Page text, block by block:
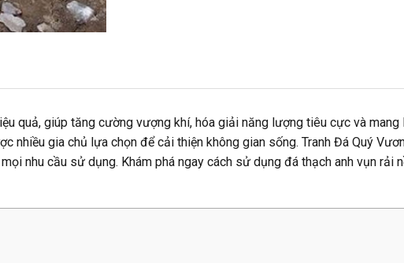
quả, giúp tăng cường vượng khí, hóa giải năng lượng tiêu cực và mang
nhiều gia chủ lựa chọn để cải thiện không gian sống. Tranh Đá Quý
nhu cầu sử dụng. Khám phá ngay cách sử dụng đá thạch anh vụn rải